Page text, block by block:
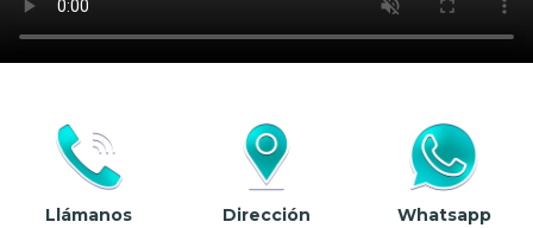
Llámanos
Dirección
Whatsapp